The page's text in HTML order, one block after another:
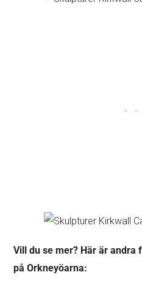
Vill du se mer? Här är
på Orkneyöarna: